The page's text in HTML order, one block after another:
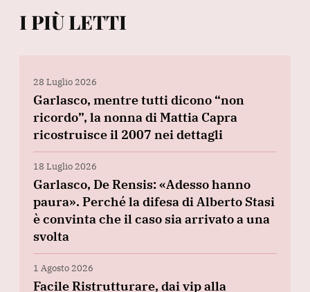
I PIÙ LETTI
28 Luglio 2026
Garlasco, mentre tutti dicono “non
ricordo”, la nonna di Mattia Capra
ricostruisce il 2007 nei dettagli
18 Luglio 2026
Garlasco, De Rensis: «Adesso hanno
paura». Perché la difesa di Alberto Stasi
è convinta che il caso sia arrivato a una
svolta
1 Agosto 2026
Facile Ristrutturare, dai vip alla